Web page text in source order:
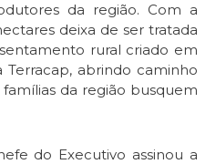
da região. Com a
deixa de ser tratada
rural criado em
abrindo caminho
da região busquem
do Executivo assinou a